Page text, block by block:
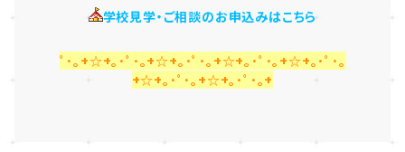
学校見学・ご相談のお申込みはこちら
ﾟ･｡+☆+｡･ﾟ･｡+☆+｡･ﾟ･｡+☆+｡･ﾟ･｡+☆+｡･ﾟ･｡
+☆+｡･ﾟ･｡+☆+｡･ﾟ･｡+